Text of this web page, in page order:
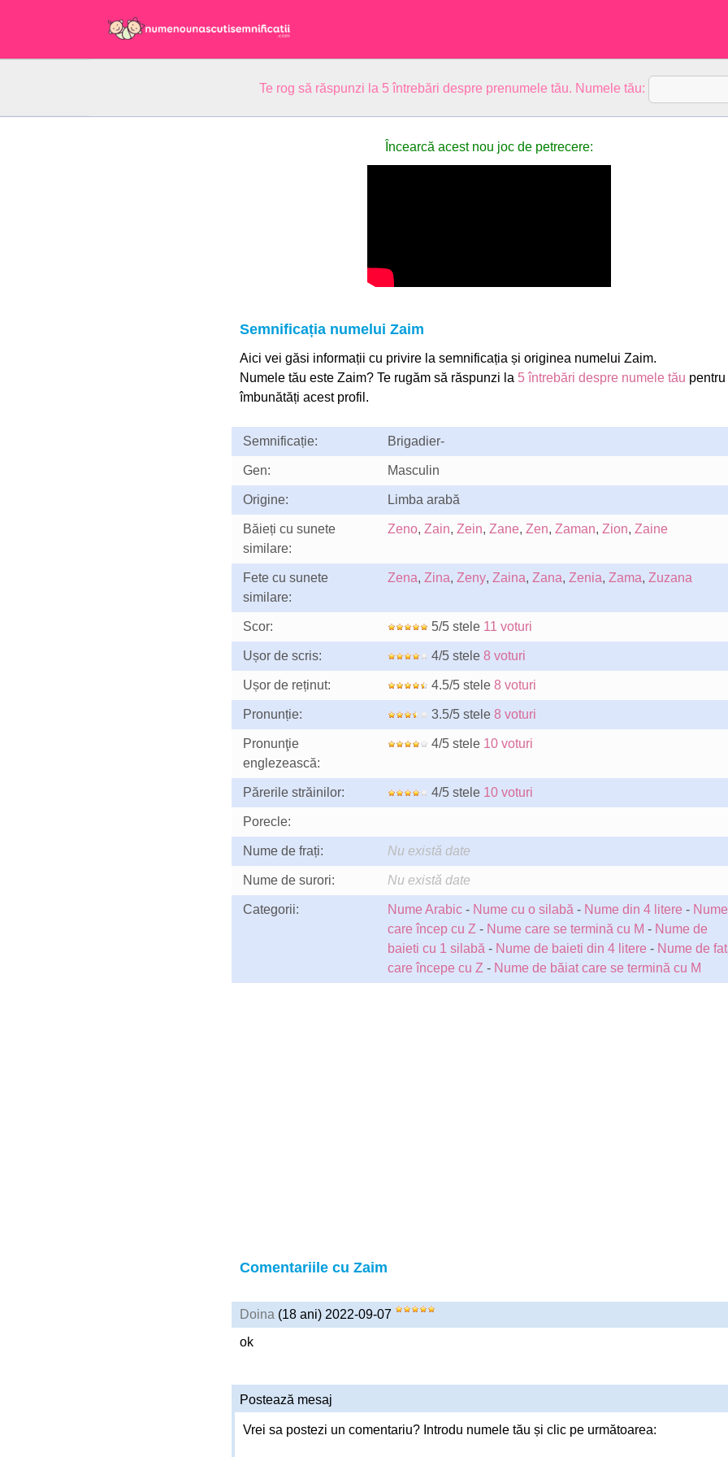
Te rog să răspunzi la 5 întrebări despre prenumele tău. Numele tău:
Încearcă acest nou joc de petrecere:
Semnificația numelui Zaim
Aici vei găsi informații cu privire la semnificația și originea numelui Zaim.
Numele tău este Zaim? Te rugăm să răspunzi la 5 întrebări despre numele tău pentru
îmbunătăți acest profil.
Semnificație: Brigadier-
Gen: Masculin
Origine: Limba arabă
Băieți cu sunete
similare:
Zeno, Zain, Zein, Zane, Zen, Zaman, Zion, Zaine
Fete cu sunete
similare:
Zena, Zina, Zeny, Zaina, Zana, Zenia, Zama, Zuzana
Scor: 5/5 stele 11 voturi
Ușor de scris: 4/5 stele 8 voturi
Ușor de reținut: 4.5/5 stele 8 voturi
Pronunție: 3.5/5 stele 8 voturi
Pronunţie
englezească:
4/5 stele 10 voturi
Părerile străinilor: 4/5 stele 10 voturi
Porecle:
Nume de frați: Nu există date
Nume de surori: Nu există date
Categorii: Nume Arabic- Nume cu o silabă - Nume din 4 litere - Nume
care încep cu Z - Nume care se termină cu M - Nume de
baieti cu 1 silabă - Nume de baieti din 4 litere - Nume de
care începe cu Z - Nume de băiat care se termină cu M
Comentariile cu Zaim
Doina (18 ani) 2022-09-07
ok
Postează mesaj
Vrei sa postezi un comentariu? Introdu numele tău și clic pe următoarea: